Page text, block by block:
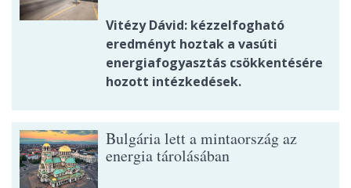
Vitézy Dávid: kézzelfogható
eredményt hoztak a vasúti
energiafogyasztás csökkentésére
hozott intézkedések.
Bulgária lett a mintaország az
energia tárolásában